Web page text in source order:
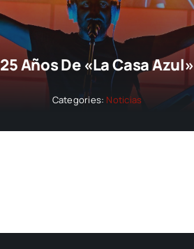
25 Años De «La Casa Azul»
Categories: Noticias